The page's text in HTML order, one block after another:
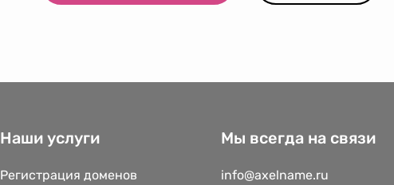
Наши услуги
Регистрация доменов
Мы всегда на связи
info@axelname.ru